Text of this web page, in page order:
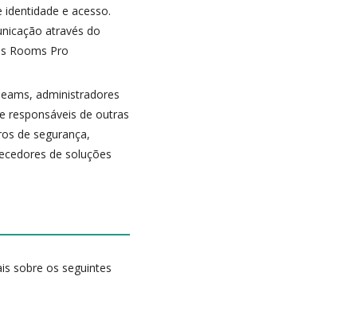
e acesso.
através do
Rooms Pro
administradores
responsáveis de outras
de segurança,
de soluções
sobre os seguintes